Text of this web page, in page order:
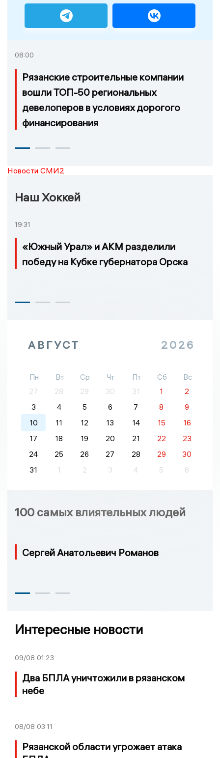
08:00
Рязанские строительные компании
вошли ТОП-50 региональных
девелоперов в условиях дорогого
финансирования
Новости СМИ2
Наш Хоккей
19:31
«Южный Урал» и АКМ разделили
победу на Кубке губернатора Орска
АВГУСТ 2026
Пн Вт Ср Чт Пт Сб
Вс
27
28 29 30 31 1
2
3
4 5 6 7 8
9
10
11 12 13 14 15
16
17
18 19 20 21 22
23
24
25 26 27 28 29
30
31
1 2 3 4 5 6
100 самых влиятельных людей
Сергей Анатольевич Романов
Интересные новости
09/08 01:23
Два БПЛА уничтожили в рязанском
небе
08/08 03:11
Рязанской области угрожает атака